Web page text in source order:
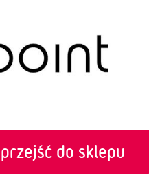
do sklepu